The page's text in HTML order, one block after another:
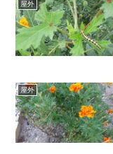
屋外
屋外